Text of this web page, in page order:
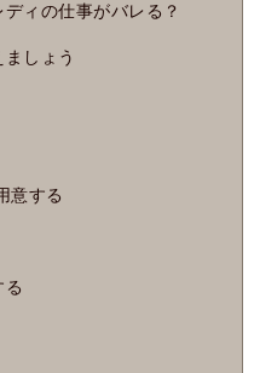
ィの仕事がバレる？
しょう
意する
る